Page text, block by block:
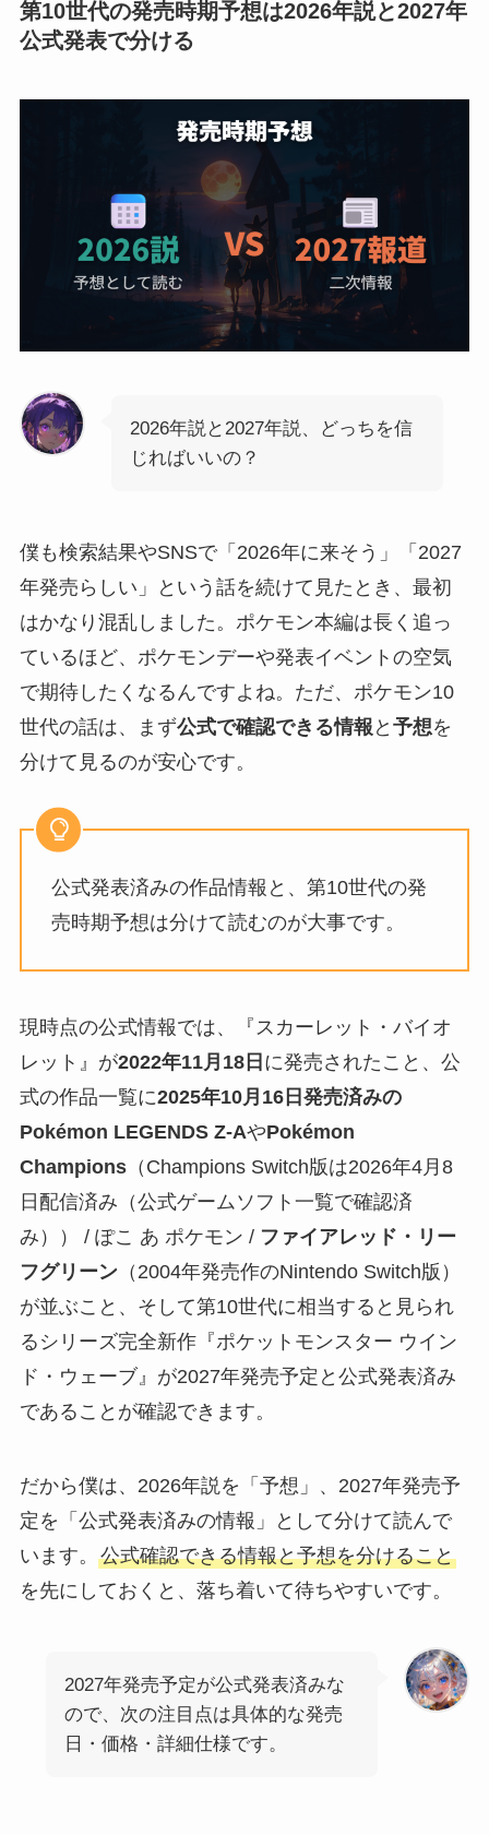
第10世代の発売時期予想は2026年説と2027年
公式発表で分ける
2026年説と2027年説、どっちを信
じればいいの？
僕も検索結果やSNSで「2026年に来そう」「2027
年発売らしい」という話を続けて見たとき、最初
はかなり混乱しました。ポケモン本編は長く追っ
ているほど、ポケモンデーや発表イベントの空気
で期待したくなるんですよね。ただ、ポケモン10
世代の話は、まず公式で確認できる情報 と 予想を
分けて見るのが安心です。
公式発表済みの作品情報と、第10世代の発
売時期予想は分けて読むのが大事です。
現時点の公式情報では、『スカーレット・バイオ
レット』が2022年11月18日 に発売されたこと、公
式の作品一覧に2025年10月16日発売済みの
Pokémon LEGENDS Z-AやPokémon
Champions（Champions Switch版は2026年4月8
日配信済み（公式ゲームソフト一覧で確認済
み）） / ぽこ あ ポケモン / ファイアレッド・リー
フグリーン（2004年発売作のNintendo Switch版）
が並ぶこと、そして第10世代に相当すると見られ
るシリーズ完全新作『ポケットモンスター ウイン
ド・ウェーブ』が2027年発売予定と公式発表済み
であることが確認できます。
だから僕は、2026年説を「予想」、2027年発売予
定を「公式発表済みの情報」として分けて読んで
います。 公式確認できる情報と予想を分けること
を先にしておくと、落ち着いて待ちやすいです。
2027年発売予定が公式発表済みな
ので、次の注目点は具体的な発売
日・価格・詳細仕様です。